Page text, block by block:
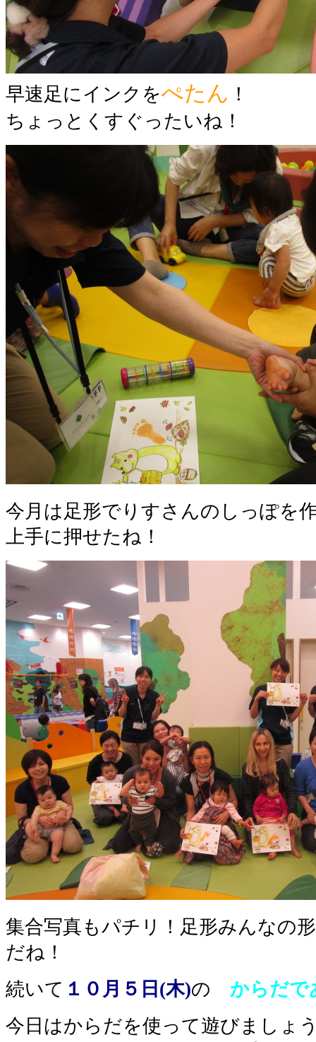
早速足にインクをぺたん ！
ちょっとくすぐったいね！
今月は足形でりすさんのしっぽを
上手に押せたね！
集合写真もパチリ！足形みんなの
だね！
続いて １０月５日(木)の からだで
今日はからだを使って遊びましょ